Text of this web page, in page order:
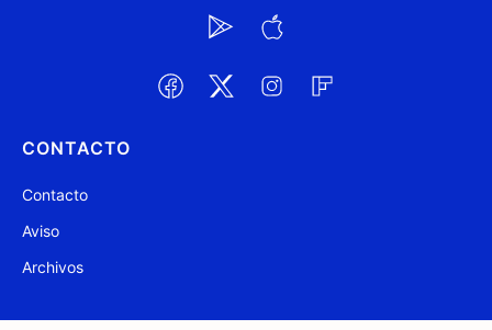
CONTACTO
Contacto
Aviso
Archivos